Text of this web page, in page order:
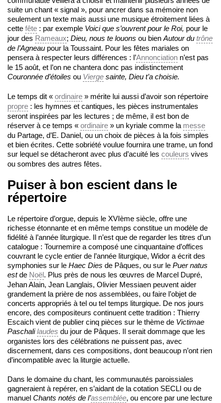
suite un chant « signal », pour ancrer dans sa mémoire non
seulement un texte mais aussi une musique étroitement liées à
cette fête : par exemple Voici que s’ouvrent pour le Roi, pour le
jour des Rameaux; Dieu, nous te louons ou bien Autour du trône
de l’Agneau pour la Toussaint. Pour les fêtes mariales on
pensera à respecter leurs différences : l’Annonciation n’est pas
le 15 août, et l’on ne chantera donc pas indistinctement
Couronnée d’étoiles ou Vierge sainte, Dieu t’a choisie.
Le temps dit « ordinaire » mérite lui aussi d’avoir son répertoire
propre : les hymnes et cantiques, les pièces instrumentales
seront inspirées par les lectures ; de même, il est bon de
réserver à ce temps « ordinaire » un kyriale comme la messe
du Partage, d’E. Daniel, ou un choix de pièces à la fois simples
et bien écrites. Cette sobriété voulue fournira une trame, un fond
sur lequel se détacheront avec plus d’acuité les couleurs vives
ou sombres des autres fêtes.
Puiser à bon escient dans le
répertoire
Le répertoire d’orgue, depuis le XVIème siècle, offre une
richesse étonnante et en même temps constitue un modèle de
fidélité à l’année liturgique. Il n’est que de regarder les titres d’un
catalogue : Tournemire a composé une cinquantaine d’offices
couvrant le cycle entier de l’année liturgique, Widor a écrit des
symphonies sur le Haec Dies de Pâques, ou sur le Puer natus
estde Noël. Plus près de nous les œuvres de Marcel Dupré,
Jehan Alain, Jean Langlais, Olivier Messiaen peuvent aider
grandement la prière de nos assemblées, ou faire l’objet de
concerts appropriés à tel ou tel temps liturgique. De nos jours
encore, des compositeurs continuent cette tradition : Thierry
Escaich vient de publier cinq pièces sur le thème de Victimae
Paschalilaudes du jour de Pâques. Il serait dommage que les
organistes lors des célébrations ne puissent pas, avec
discernement, dans ces compositions, dont beaucoup n’ont rien
d’incompatible avec la liturgie actuelle.
Dans le domaine du chant, les communautés paroissiales
gagneraient à repérer, en s’aidant de la cotation SECLI ou de
manuel Chants notés de l’assemblée, ou encore par une lecture